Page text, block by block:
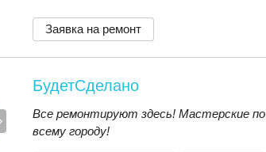
Заявка на ремонт
БудетСделано
Все ремонтируют здесь! Мастерские по
всему городу!